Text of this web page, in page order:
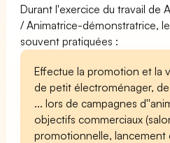
Durant l'exercice du travail de
/ Animatrice-démonstratrice,
souvent pratiquées :
Effectue la promotion et la
de petit électroménager,
... lors de campagnes
objectifs commerciaux
promotionnelle, lancement